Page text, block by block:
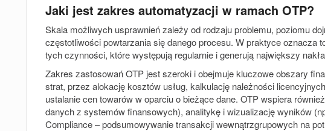
Jaki jest zakres automatyzacji w ramach OTP?
Skala możliwych usprawnień zależy od rodzaju problemu, poziomu
częstotliwości powtarzania się danego procesu. W praktyce oznacza
tych czynności, które występują regularnie i generują największy
Zakres zastosowań OTP jest szeroki i obejmuje kluczowe obszary
strat, przez alokację kosztów usług, kalkulację należności
ustalanie cen towarów w oparciu o bieżące dane. OTP wspiera
danych z systemów finansowych), analitykę i wizualizację wyników
Compliance – podsumowywanie transakcji wewnątrzgrupowych na